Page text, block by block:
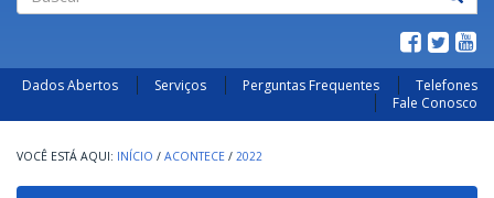
Dados Abertos Serviços Perguntas Frequentes
Telefones
Fale Conosco
INÍCIO / ACONTECE / 2022